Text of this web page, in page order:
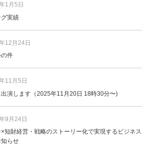
1月5日
実績
12月24日
件
11月5日
演します（2025年11月20日 18時30分〜)
9月24日
知財経営・戦略のストーリー化で実現するビジネス
知らせ